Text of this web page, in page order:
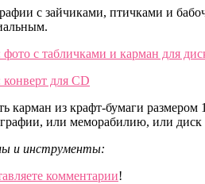
с зайчиками, птичками и
карман из крафт-бумаги
или меморабилию, или диск
и инструменты:
комментарии!